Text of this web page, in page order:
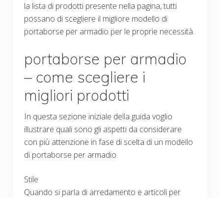
la lista di prodotti presente nella pagina, tutti
possano di scegliere il migliore modello di
portaborse per armadio per le proprie necessità.
portaborse per armadio
– come scegliere i
migliori prodotti
In questa sezione iniziale della guida voglio
illustrare quali sono gli aspetti da considerare
con più attenzione in fase di scelta di un modello
di portaborse per armadio.
Stile
Quando si parla di arredamento e articoli per